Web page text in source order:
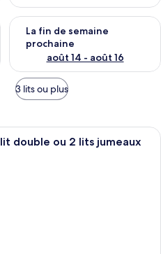
fin de semaine août 7 -
La fin de semaine
prochaine
août 14 - août 16
Vérifier la disponibilité pour
3 lits ou plus
Chambre Standard double, 1 lit
double ou 2 lits jumeaux